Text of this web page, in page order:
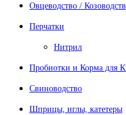
Овцеводство /
Перчатки
Нитрил
Пробиотки и Корма для
Свиноводство
Шприцы, иглы, катетеры